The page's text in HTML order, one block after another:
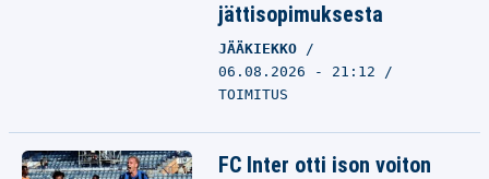
jättisopimuksesta
JÄÄKIEKKO
06.08.2026 - 21:12
TOIMITUS
FC Inter otti ison voiton